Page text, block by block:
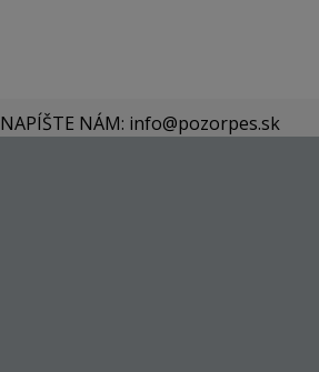
NAPÍŠTE NÁM: info@pozorpes.sk